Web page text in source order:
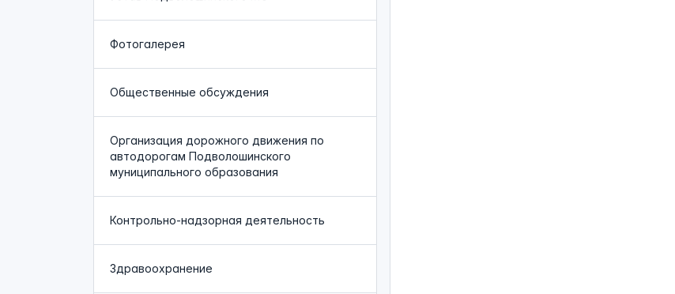
Фотогалерея
Общественные обсуждения
Организация дорожного движения по
автодорогам Подволошинского
муниципального образования
Контрольно-надзорная деятельность
Здравоохранение